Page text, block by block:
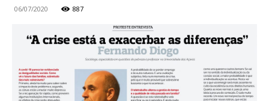
06/07/2020 887